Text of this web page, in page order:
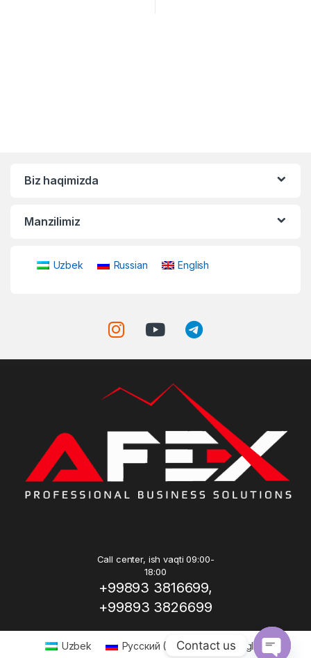
Biz haqimizda
Manzilimiz
Uzbek Russian English
Call center, ish vaqti 09:00-
18:00
+99893 3816699,
+99893 3826699
Uzbek Русский ( Russian) English
Contact us